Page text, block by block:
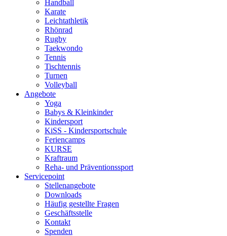
Handball
Karate
Leichtathletik
Rhönrad
Rugby
Taekwondo
Tennis
Tischtennis
Turnen
Volleyball
Angebote
Yoga
Babys & Kleinkinder
Kindersport
KiSS - Kindersportschule
Feriencamps
KURSE
Kraftraum
Reha- und Präventionssport
Servicepoint
Stellenangebote
Downloads
Häufig gestellte Fragen
Geschäftsstelle
Kontakt
Spenden